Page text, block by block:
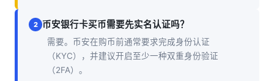
2 币安银行卡买币需要先实名认证吗？
需要。币安在购币前通常要求完成身份认证
（KYC），并建议开启至少一种双重身份验证
（2FA）。